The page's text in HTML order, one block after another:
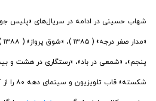
پنجم»، «شمعی در باد»، «رستگاری در هشت و
شکسته»